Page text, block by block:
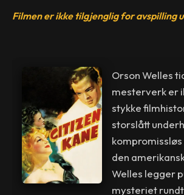
Filmen er ikke tilgjenglig for avspilling
Orson Welles
mesterverk er
stykke
storslått
den
Welles legger
mysteriet